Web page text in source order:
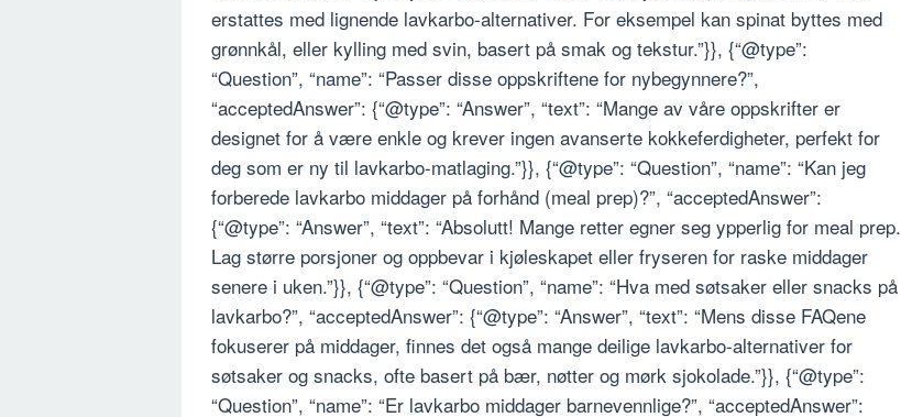
erstattes med lignende lavkarbo-alternativer. For eksempel kan spinat byttes med
grønnkål, eller kylling med svin, basert på smak og tekstur.”}}, {“@type”:
“Question”, “name”: “Passer disse oppskriftene for nybegynnere?”,
“acceptedAnswer”: {“@type”: “Answer”, “text”: “Mange av våre oppskrifter er
designet for å være enkle og krever ingen avanserte kokkeferdigheter, perfekt for
deg som er ny til lavkarbo-matlaging.”}}, {“@type”: “Question”, “name”: “Kan jeg
forberede lavkarbo middager på forhånd (meal prep)?”, “acceptedAnswer”:
{“@type”: “Answer”, “text”: “Absolutt! Mange retter egner seg ypperlig for meal prep.
Lag større porsjoner og oppbevar i kjøleskapet eller fryseren for raske middager
senere i uken.”}}, {“@type”: “Question”, “name”: “Hva med søtsaker eller snacks på
lavkarbo?”, “acceptedAnswer”: {“@type”: “Answer”, “text”: “Mens disse FAQene
fokuserer på middager, finnes det også mange deilige lavkarbo-alternativer for
søtsaker og snacks, ofte basert på bær, nøtter og mørk sjokolade.”}}, {“@type”:
“Question”, “name”: “Er lavkarbo middager barnevennlige?”, “acceptedAnswer”: